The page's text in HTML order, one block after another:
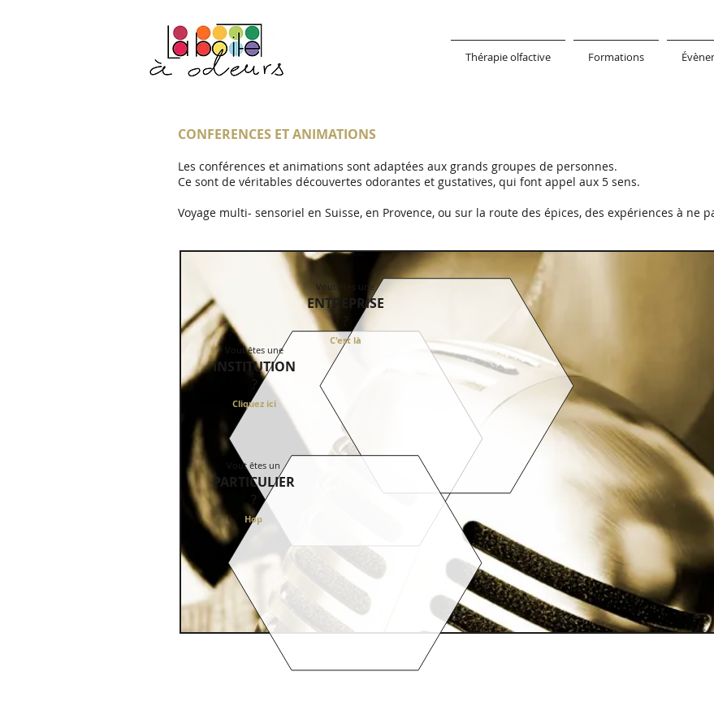
Thérapie olfactive Formations
CONFERENCES ET ANIMATIONS
Les conférences et animations sont adaptées aux grands groupes de personnes.
Ce sont de véritables découvertes odorantes et gustatives, qui font appel aux 5 sens.
Voyage multi- sensoriel en Suisse, en Provence, ou sur la route des épices, des expériences à ne
Vout êtes une
INSTITUTION
?
Cliquez ici
Vout êtes une
ENTREPRISE
?
C'est là
Vout êtes un
PARTICULIER
?
Hop